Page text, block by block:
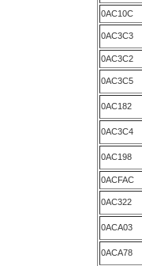
0AC10C
0AC3C3
0AC3C2
0AC3C5
0AC182
0AC3C4
0AC198
0ACFAC
0AC322
0ACA03
0ACA78